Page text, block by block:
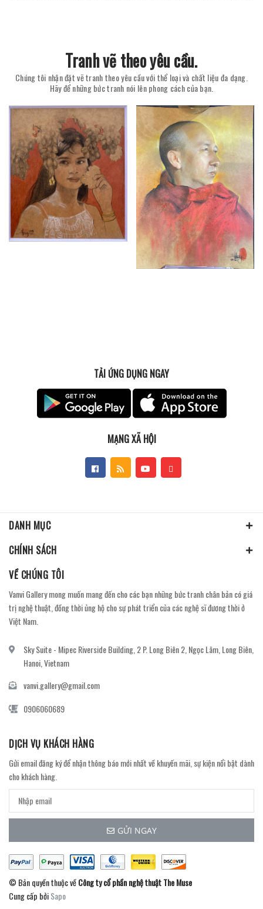
Tranh vẽ theo yêu cầu.
Chúng tôi nhận đặt vẽ tranh theo yêu cầu với thể loại và chất liệu đa dạng.
Hãy để những bức tranh nói lên phong cách của bạn.
TẢI ỨNG DỤNG NGAY
MẠNG XÃ HỘI
DANH MỤC
CHÍNH SÁCH
VỀ CHÚNG TÔI
Vanvi Gallery mong muốn mang đến cho các bạn những bức tranh chân bản có giá
trị nghệ thuật, đồng thời ủng hộ cho sự phát triển của các nghệ sĩ đương thời ở
Việt Nam.
Sky Suite - Mipec Riverside Building, 2 P. Long Biên 2, Ngọc Lâm, Long Biên,
Hanoi, Vietnam
vanvi.gallery@gmail.com
0906060689
DỊCH VỤ KHÁCH HÀNG
Gửi email đăng ký để nhận thông báo mới nhất về khuyến mãi, sự kiện nổi bật dành
cho khách hàng.
GỬI NGAY
© Bản quyền thuộc vềCông ty cổ phần nghệ thuật The Muse
Cung cấp bởiSapo